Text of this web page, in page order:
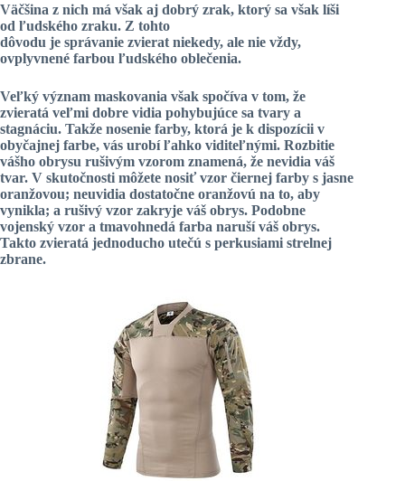
Väčšina z nich má však aj dobrý zrak, ktorý sa však líši
od ľudského zraku. Z tohto
dôvodu je správanie zvierat niekedy, ale nie vždy,
ovplyvnené farbou ľudského oblečenia.
Veľký význam maskovania však spočíva v tom, že
zvieratá veľmi dobre vidia pohybujúce sa tvary a
stagnáciu. Takže nosenie farby, ktorá je k dispozícii v
obyčajnej farbe, vás urobí ľahko viditeľnými. Rozbitie
vášho obrysu rušivým vzorom znamená, že nevidia váš
tvar. V skutočnosti môžete nosiť vzor čiernej farby s jasne
oranžovou; neuvidia dostatočne oranžovú na to, aby
vynikla; a rušivý vzor zakryje váš obrys. Podobne
vojenský vzor a tmavohnedá farba naruší váš obrys.
Takto zvieratá jednoducho utečú s perkusiami strelnej
zbrane.